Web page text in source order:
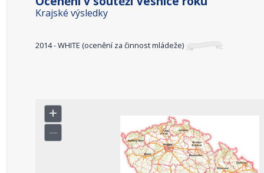
Krajské výsledky
2014 - WHITE (ocenění za činnost mládeže)